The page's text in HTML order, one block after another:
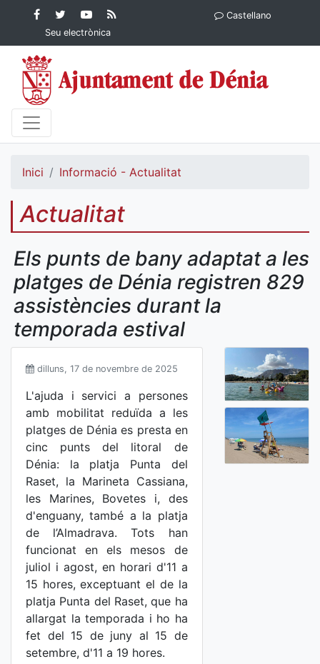
Contingut principalFacebook
Ajuntament de Dénia
Twitter
Ajuntament de
Dénia
YouTube
Ajuntament
de Dénia
Ajuntament
Seu electrònica
Castellano
Inici Informació - Actualitat
Actualitat
Els punts de bany adaptat a les
platges de Dénia registren 829
assistències durant la
temporada estival
dilluns, 17 de novembre de 2025
L'ajuda i servici a persones
amb mobilitat reduïda a les
platges de Dénia es presta en
cinc punts del litoral de
Dénia: la platja Punta del
Raset, la Marineta Cassiana,
les Marines, Bovetes i, des
d'enguany, també a la platja
de l’Almadrava. Tots han
funcionat en els mesos de
juliol i agost, en horari d'11 a
15 hores, exceptuant el de la
platja Punta del Raset, que ha
allargat la temporada i ho ha
fet del 15 de juny al 15 de
setembre, d'11 a 19 hores.